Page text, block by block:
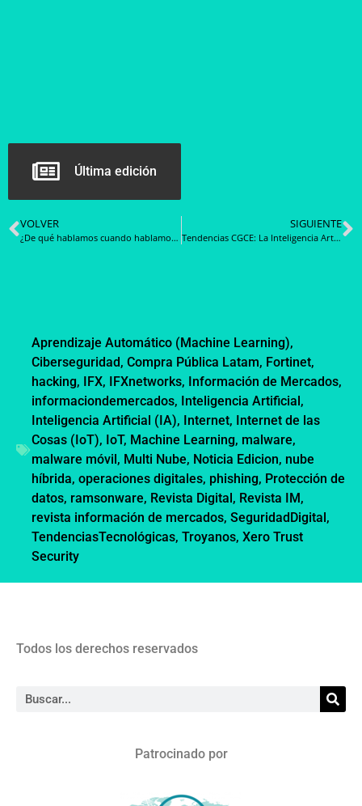
Última edición
VOLVER
¿De qué hablamos cuando hablamos de salud digital?
SIGUIENTE
Tendencias CGCE: La Inteligencia Artificial y los Deportes
Aprendizaje Automático (Machine Learning),
Ciberseguridad, Compra Pública Latam, Fortinet,
hacking, IFX, IFXnetworks, Información de Mercados,
informaciondemercados, Inteligencia Artificial,
Inteligencia Artificial (IA), Internet, Internet de las
Cosas (IoT), IoT, Machine Learning, malware,
malware móvil, Multi Nube, Noticia Edicion, nube
híbrida, operaciones digitales, phishing, Protección de
datos, ramsonware, Revista Digital, Revista IM,
revista información de mercados, SeguridadDigital,
TendenciasTecnológicas, Troyanos, Xero Trust
Security
Todos los derechos reservados
Patrocinado por